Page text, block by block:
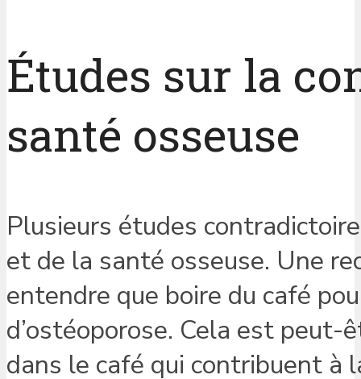
Études sur la
santé osseuse
Plusieurs études
et de la santé osseuse. Une
entendre que boire du café
d’ostéoporose. Cela est
dans le café qui contribuent à